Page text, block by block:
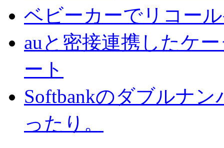
ベビーカーでリコー
auと密接連携したケ
ート
Softbankのダブルナ
ったり。